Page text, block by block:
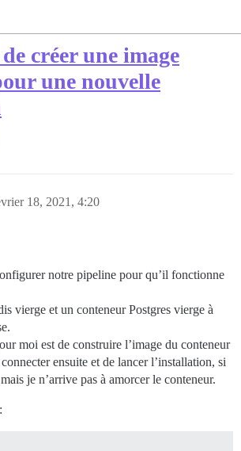
créer une image
une nouvelle
18, 2021, 4:20
notre pipeline pour qu’il fonctionne
vierge et un conteneur Postgres vierge à
moi est de construire l’image du conteneur
ensuite et de lancer l’installation, si
je n’arrive pas à amorcer le conteneur.